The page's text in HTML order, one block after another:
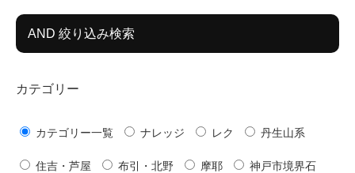
AND 絞り込み検索
カテゴリー
カテゴリー一覧 ナレッジ レク 丹生山系
住吉・芦屋 布引・北野 摩耶 神戸市境界石